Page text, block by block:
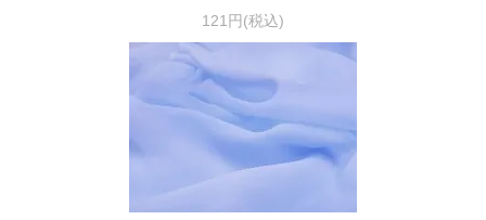
121円(税込)